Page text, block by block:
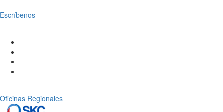
Escríbenos
Oficinas Regionales